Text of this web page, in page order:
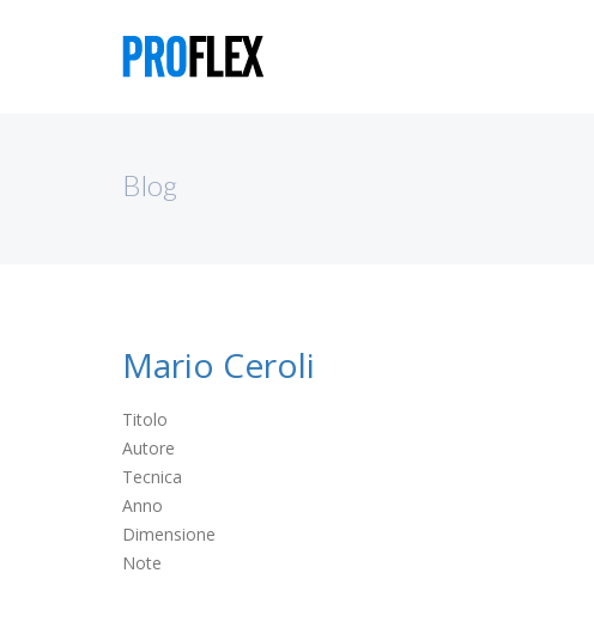
Blog
Mario Ceroli
Titolo
Autore
Tecnica
Anno
Dimensione
Note